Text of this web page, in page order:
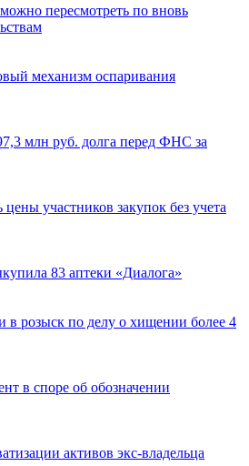
пересмотреть по вновь
механизм оспаривания
млн руб. долга перед ФНС за
участников закупок без учета
83 аптеки «Диалога»
в розыск по делу о хищении более 4
в споре об обозначении
активов экс-владельца